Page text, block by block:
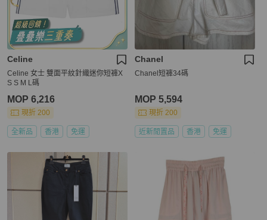
Celine
Celine 女士 雙面平紋針織迷你短褲X
S S M L碼
MOP 6,216
現折 200
全新品 香港 免運
Chanel
Chanel短褲34碼
MOP 5,594
現折 200
近新閒置品 香港 免運